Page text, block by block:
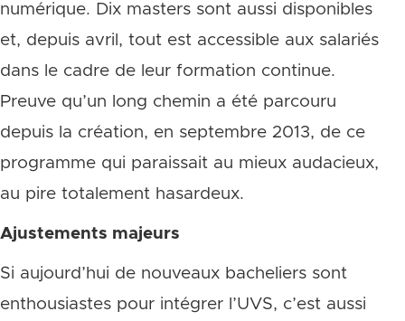
numérique. Dix masters sont aussi disponibles
et, depuis avril, tout est accessible aux salariés
dans le cadre de leur formation continue.
Preuve qu’un long chemin a été parcouru
depuis la création, en septembre 2013, de ce
programme qui paraissait au mieux audacieux,
au pire totalement hasardeux.
Ajustements majeurs
Si aujourd’hui de nouveaux bacheliers sont
enthousiastes pour intégrer l’UVS, c’est aussi